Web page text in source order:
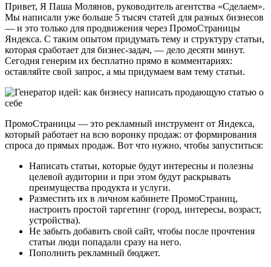
Привет, Я Паша Молянов, руководитель агентства «Сделаем».
Мы написали уже больше 5 тысяч статей для разных бизнесов
— и это только для продвижения через ПромоСтраницы
Яндекса. С таким опытом придумать тему и структуру статьи,
которая сработает для бизнес-задач, — дело десяти минут.
Сегодня генерим их бесплатно прямо в комментариях:
оставляйте свой запрос, а мы придумаем вам тему статьи.
ПромоСтраницы — это рекламный инструмент от Яндекса,
который работает на всю воронку продаж: от формирования
спроса до прямых продаж. Вот что нужно, чтобы запуститься:
Написать статьи, которые будут интересны и полезны
целевой аудитории и при этом будут раскрывать
преимущества продукта и услуги.
Разместить их в личном кабинете ПромоСтраниц,
настроить простой таргетинг (город, интересы, возраст,
устройства).
Не забыть добавить свой сайт, чтобы после прочтения
статьи люди попадали сразу на него.
Пополнить рекламный бюджет.